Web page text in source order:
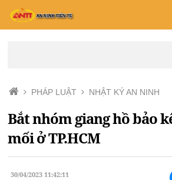
PHÁP LUẬT NHẬT KÝ AN NINH
Bắt nhóm giang hồ bảo
mối ở TP.HCM
30/04/2023 11:42:11